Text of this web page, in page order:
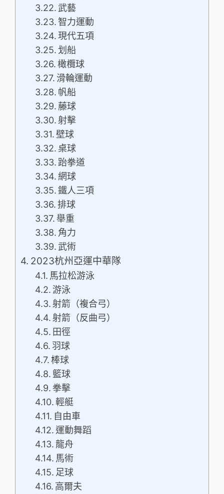
武藝
智力運動
現代五項
划船
橄欖球
滑輪運動
帆船
藤球
射擊
壁球
桌球
跆拳道
網球
鐵人三項
排球
舉重
角力
武術
2023杭州亞運中華隊
馬拉松游泳
游泳
射箭（複合弓）
射箭（反曲弓）
田徑
羽球
棒球
籃球
拳擊
輕艇
自由車
運動舞蹈
龍舟
馬術
足球
高爾夫